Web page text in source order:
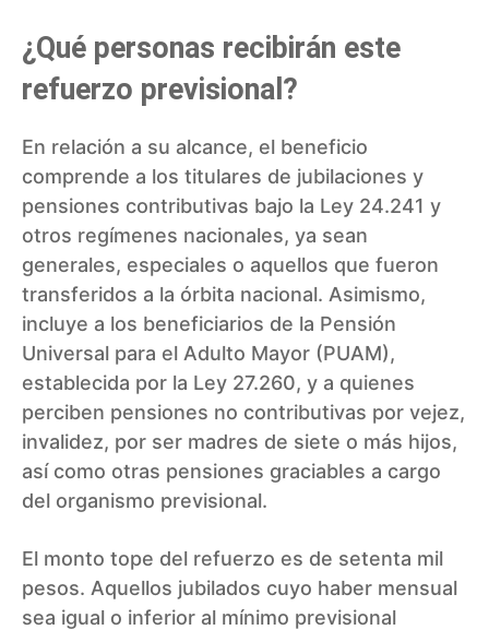
¿Qué personas recibirán este
refuerzo previsional?
En relación a su alcance, el beneficio
comprende a los titulares de jubilaciones y
pensiones contributivas bajo la Ley 24.241 y
otros regímenes nacionales, ya sean
generales, especiales o aquellos que fueron
transferidos a la órbita nacional. Asimismo,
incluye a los beneficiarios de la Pensión
Universal para el Adulto Mayor (PUAM),
establecida por la Ley 27.260, y a quienes
perciben pensiones no contributivas por vejez,
invalidez, por ser madres de siete o más hijos,
así como otras pensiones graciables a cargo
del organismo previsional.
El monto tope del refuerzo es de setenta mil
pesos. Aquellos jubilados cuyo haber mensual
sea igual o inferior al mínimo previsional